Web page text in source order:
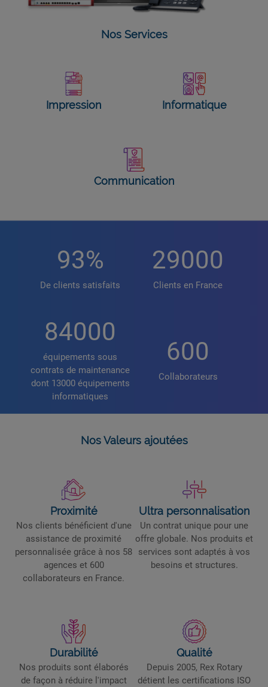
Nos Services
Impression Informatique
Communication
93%
De clients satisfaits
29000
Clients en France
84000
équipements sous
contrats de maintenance
dont 13000 équipements
informatiques
600
Collaborateurs
Nos Valeurs ajoutées
Proximité
Nos clients bénéficient d'une
assistance de proximité
personnalisée grâce à nos 58
agences et 600
collaborateurs en France.
Ultra personnalisation
Un contrat unique pour une
offre globale. Nos produits et
services sont adaptés à vos
besoins et structures.
Durabilité
Nos produits sont élaborés
de façon à réduire l'impact
Qualité
Depuis 2005, Rex Rotary
détient les certifications ISO